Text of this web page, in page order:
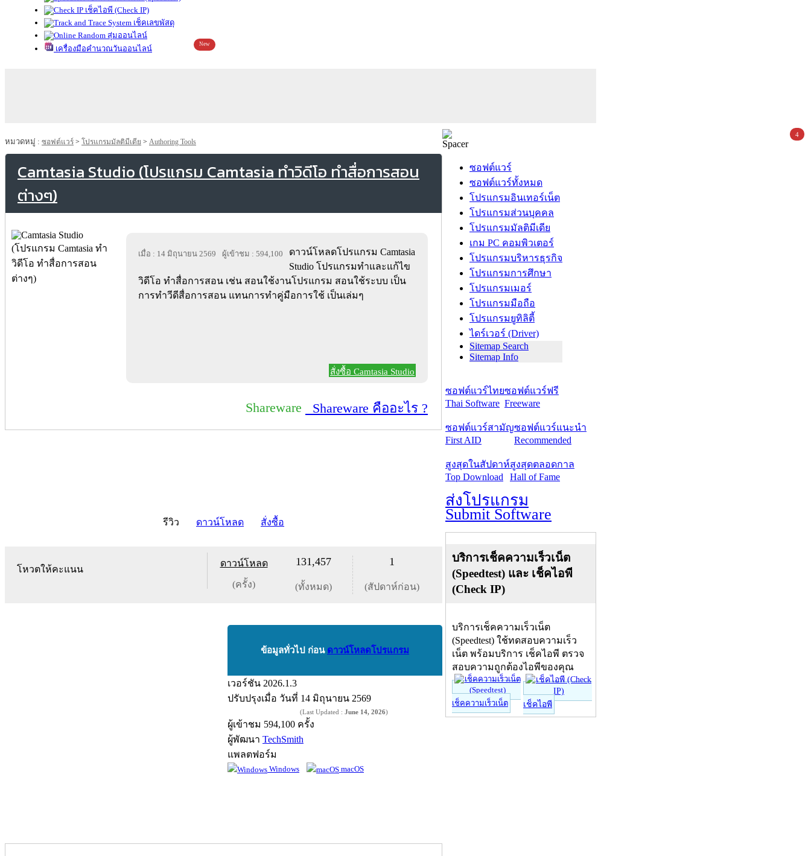
เช็คไอพี (Check IP)
เช็คเลขพัสดุ
สุ่มออนไลน์
เครื่องมือคำนวณวันออนไลน์
New
หมวดหมู่ : ซอฟต์แวร์ > โปรแกรมมัลติมีเดีย > Authoring Tools
Camtasia Studio (โปรแกรม Camtasia ทำวิดีโอ ทำสื่อการสอน
ต่างๆ)
เมื่อ : 14 มิถุนายน 2569 ผู้เข้าชม : 594,100
ดาวน์โหลดโปรแกรม Camtasia
Studio โปรแกรมทำและแก้ไข
วิดีโอ ทำสื่อการสอน เช่น สอนใช้งานโปรแกรม สอนใช้ระบบ เป็น
การทำวีดีสื่อการสอน แทนการทำคู่มือการใช้ เป็นเล่มๆ
สั่งซื้อ Camtasia Studio
Shareware Shareware คืออะไร ?
รีวิว ดาวน์โหลด สั่งซื้อ
โหวตให้คะแนน
ดาวน์โหลด
(ครั้ง)
131,457
(ทั้งหมด)
1
(สัปดาห์ก่อน)
ข้อมูลทั่วไป ก่อน ดาวน์โหลดโปรแกรม
เวอร์ชัน 2026.1.3
ปรับปรุงเมื่อ วันที่ 14 มิถุนายน 2569
(Last Updated : June 14, 2026)
ผู้เข้าชม 594,100 ครั้ง
ผู้พัฒนา TechSmith
แพลตฟอร์ม
Windows macOS
ซอฟต์แวร์
ซอฟต์แวร์ทั้งหมด
โปรแกรมอินเทอร์เน็ต
โปรแกรมส่วนบุคคล
โปรแกรมมัลติมีเดีย
เกม PC คอมพิวเตอร์
โปรแกรมบริหารธุรกิจ
โปรแกรมการศึกษา
โปรแกรมเมอร์
โปรแกรมมือถือ
โปรแกรมยูทิลิตี้
ไดร์เวอร์ (Driver)
Sitemap Search
Sitemap Info
ซอฟต์แวร์ไทย
Thai Software
ซอฟต์แวร์ฟรี
Freeware
ซอฟต์แวร์สามัญ
First AID
ซอฟต์แวร์แนะนำ
Recommended
สูงสุดในสัปดาห์
Top Download
สูงสุดตลอดกาล
Hall of Fame
ส่งโปรแกรม
Submit Software
บริการเช็คความเร็วเน็ต
(Speedtest) และ เช็คไอพี
(Check IP)
บริการเช็คความเร็วเน็ต
(Speedtest) ใช้ทดสอบความเร็ว
เน็ต พร้อมบริการ เช็คไอพี ตรวจ
สอบความถูกต้องไอพีของคุณ
เช็คความเร็วเน็ต เช็คไอพี
4